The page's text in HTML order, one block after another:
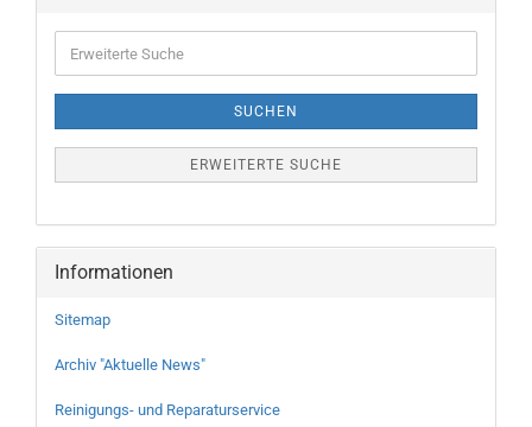
SUCHEN
ERWEITERTE SUCHE
Informationen
Sitemap
Archiv "Aktuelle News"
Reinigungs- und Reparaturservice